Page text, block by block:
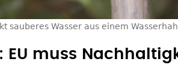
sauberes Wasser aus einem
EU muss